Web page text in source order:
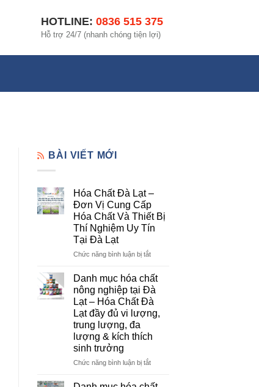
HOTLINE: 0836 515 375
Hỗ trợ 24/7 (nhanh chóng tiện lợi)
BÀI VIẾT MỚI
Hóa Chất Đà Lạt –
Đơn Vị Cung Cấp
Hóa Chất Và Thiết Bị
Thí Nghiệm Uy Tín
Tại Đà Lạt
Chức năng bình luận bị tắtở
Chất
Đà
Lạt
–
Đơn
Cung
Danh mục hóa chất
nông nghiệp tại Đà
Lạt – Hóa Chất Đà
Lạt đầy đủ vi lượng,
trung lượng, đa
lượng & kích thích
sinh trưởng
Chức năng bình luận bị tắtở
mục